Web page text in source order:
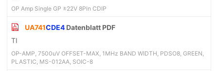
OP Amp Single GP ±22V 8Pin CDIP
UA741CDE4 Datenblatt PDF
TI
OP-AMP, 7500uV OFFSET-MAX, 1MHz BAND WIDTH, PDSO8, GREEN,
PLASTIC, MS-012AA, SOIC-8